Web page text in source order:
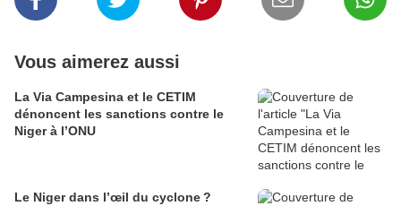
Vous aimerez aussi
La Via Campesina et le CETIM
dénoncent les sanctions contre le
Niger à l’ONU
Le Niger dans l’œil du cyclone ?